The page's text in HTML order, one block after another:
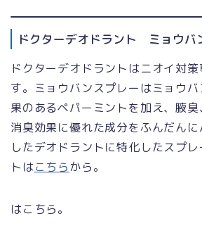
ドクターデオドラント ミョウバ
ドクターデオドラントはニオイ対
す。ミョウバンスプレーはミョウ
果のあるペパーミントを加え、腋
消臭効果に優れた成分をふんだん
したデオドラントに特化したスプ
トはこちら から。
はこちら。